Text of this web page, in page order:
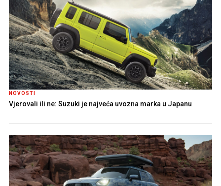
NOVOSTI
Vjerovali ili ne: Suzuki je najveća uvozna marka u Japanu